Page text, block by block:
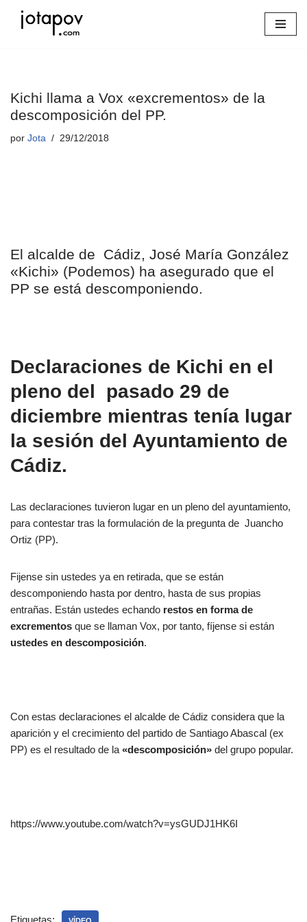
Kichi llama a Vox «excrementos» de la
descomposición del PP.
por Jota 29/12/2018
El alcalde de Cádiz, José María González
«Kichi» (Podemos) ha asegurado que el
PP se está descomponiendo.
Declaraciones de Kichi en el
pleno del pasado 29 de
diciembre mientras tenía lugar
la sesión del Ayuntamiento de
Cádiz.
Las declaraciones tuvieron lugar en un pleno del ayuntamiento,
para contestar tras la formulación de la pregunta de Juancho
Ortiz (PP).
Fijense sin ustedes ya en retirada, que se están
descomponiendo hasta por dentro, hasta de sus propias
entrañas. Están ustedes echando restos en forma de
excrementos que se llaman Vox, por tanto, fíjense si están
ustedes en descomposición.
Con estas declaraciones el alcalde de Cádiz considera que la
aparición y el crecimiento del partido de Santiago Abascal (ex
PP) es el resultado de la «descomposición» del grupo popular.
https://www.youtube.com/watch?v=ysGUDJ1HK6I
Etiquetas: VÍDEO